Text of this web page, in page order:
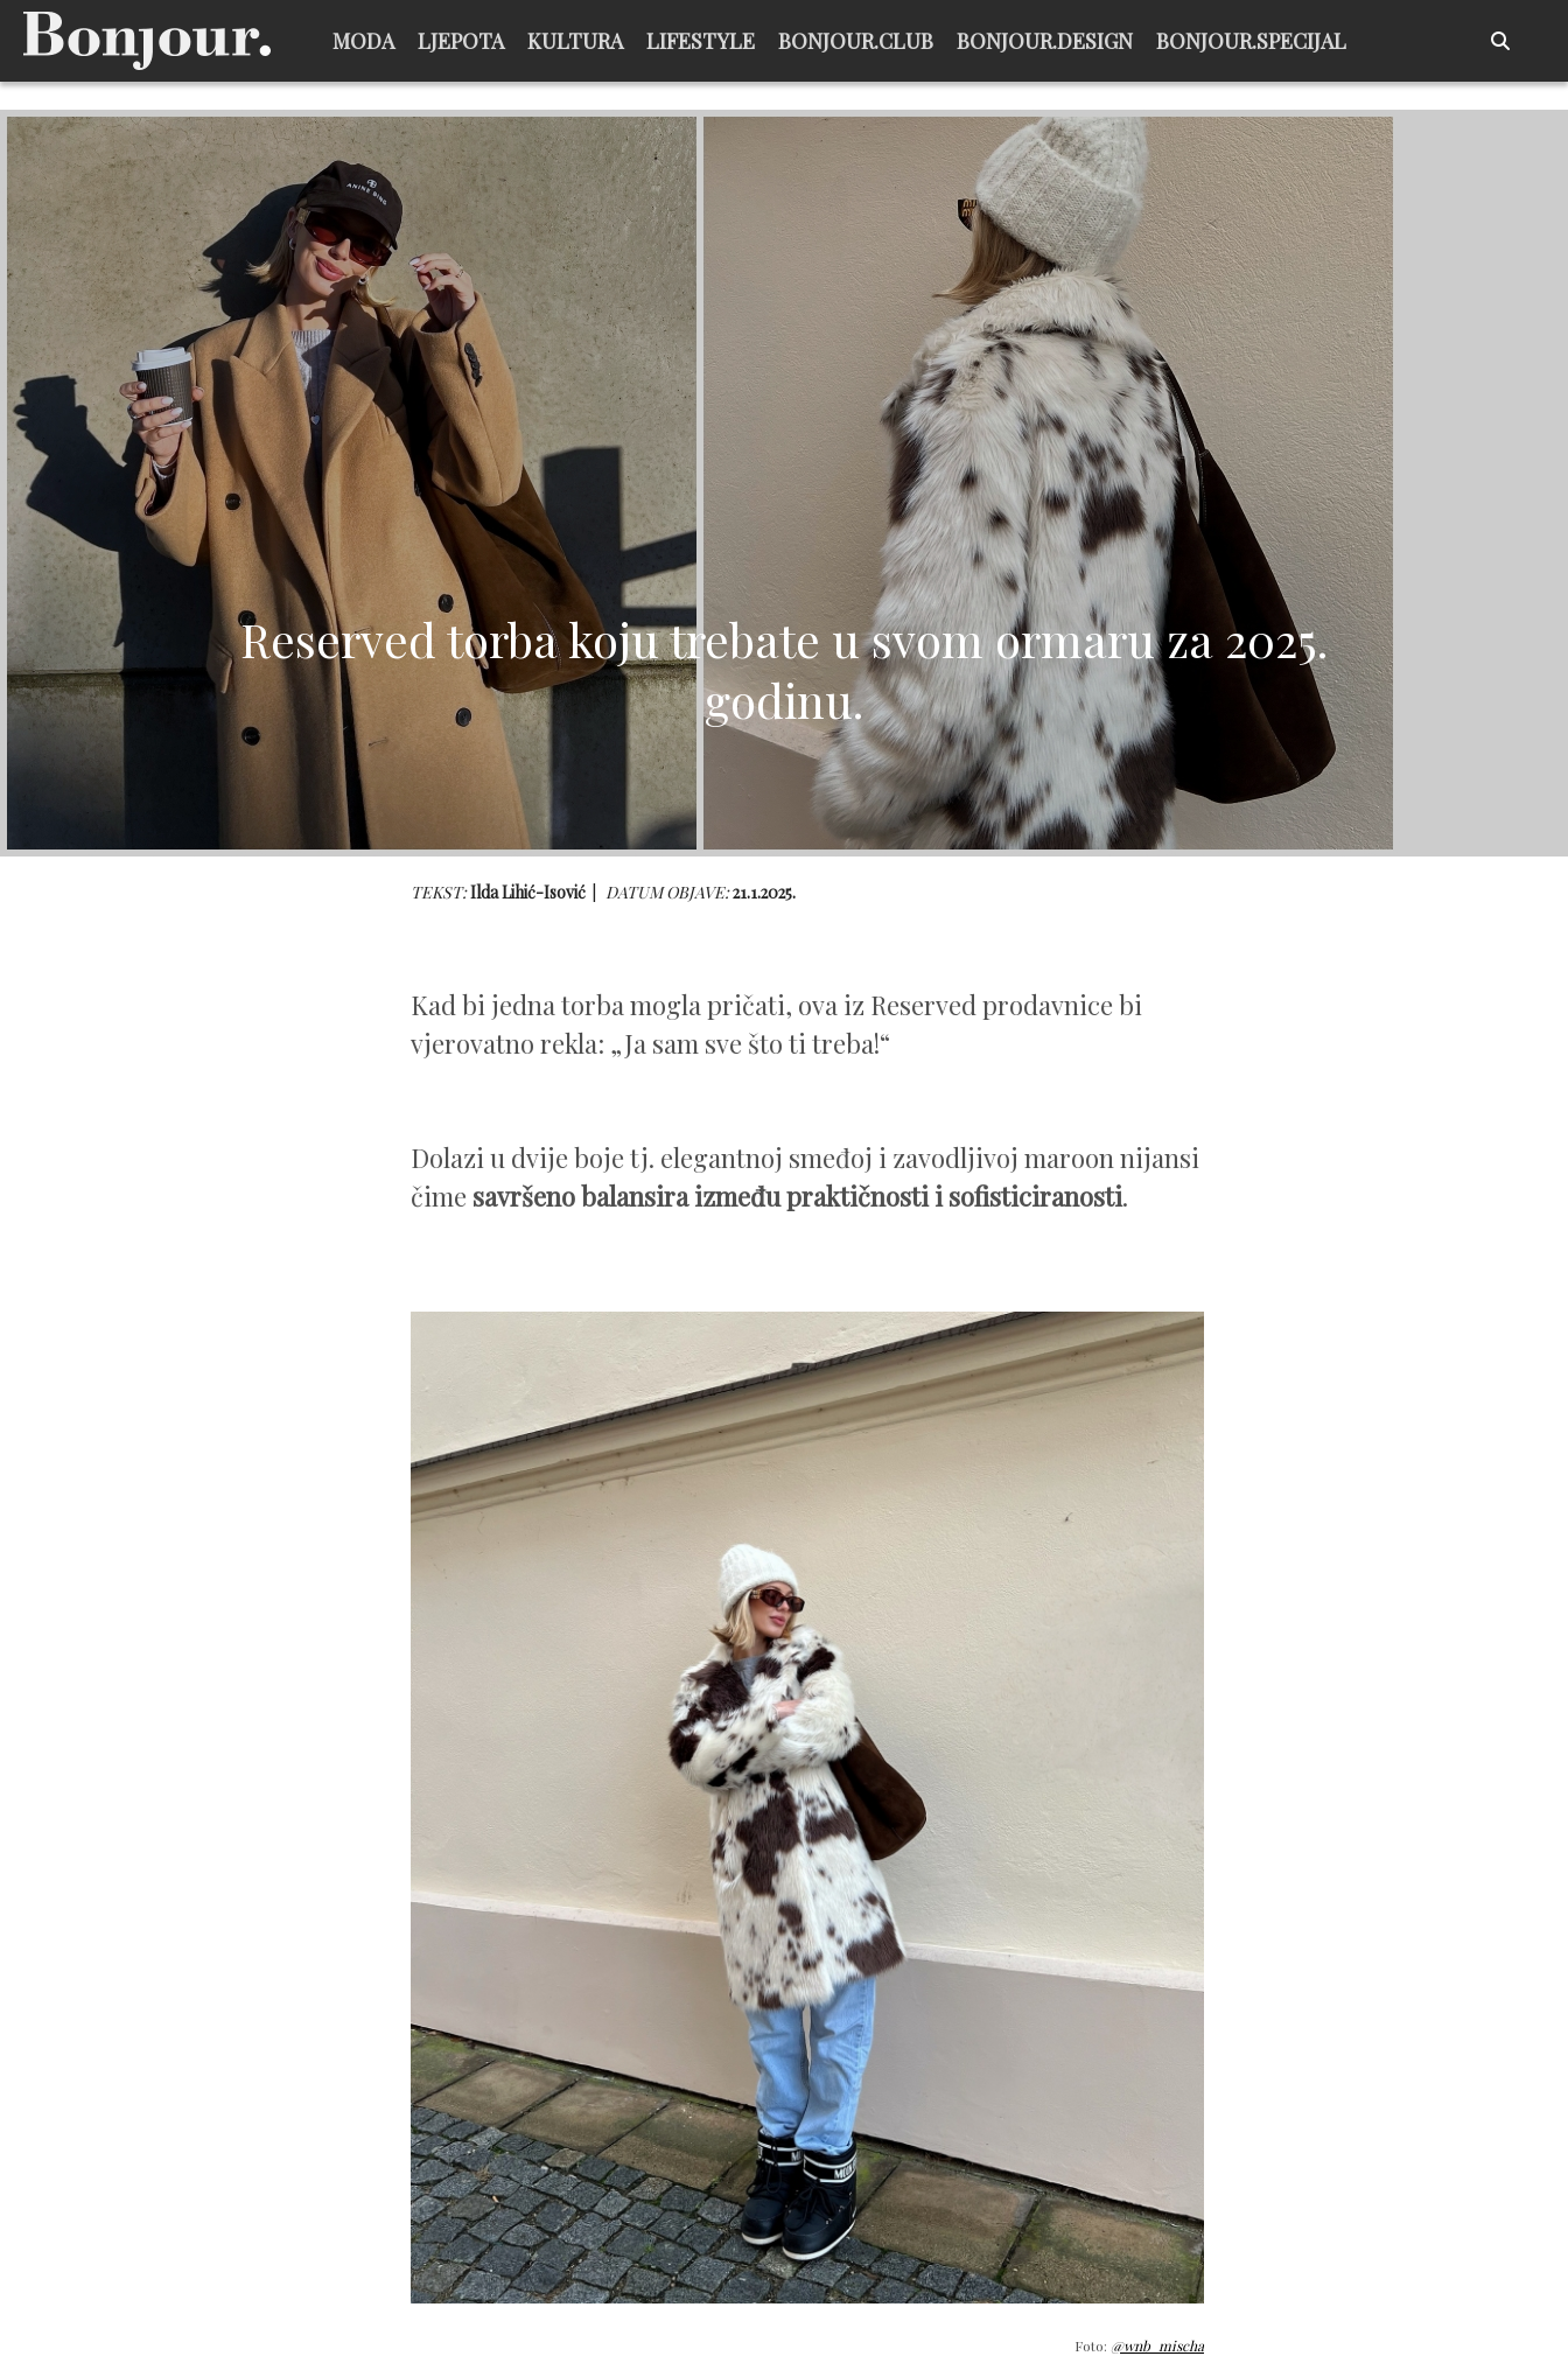
MODA LJEPOTA KULTURA LIFESTYLE BONJOUR.CLUB BONJOUR.DESIGN BONJOUR.SPECIJAL
Reserved torba koju trebate u svom ormaru za 2025.
godinu.
TEKST:Ilda Lihić-Isović DATUM OBJAVE:21.1.2025.
Kad bi jedna torba mogla pričati, ova iz Reserved prodavnice bi
vjerovatno rekla: „Ja sam sve što ti treba!“
Dolazi u dvije boje tj. elegantnoj smeđoj i zavodljivoj maroon nijansi
čime savršeno balansira između praktičnosti i sofisticiranosti.
Foto: @wnb_mischa